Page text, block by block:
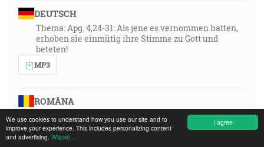
I agree
We use cookies to understand how you use our site and to
improve your experience. This includes personalizing content
and advertising. Więcej ...
DEUTSCH
Thema: Apg. 4,24-31: Als jene es vernommen hatten,
erhoben sie einmütig ihre Stimme zu Gott und
beteten!
MP3
ROMÂNA
Tema din Faptele Apostolilor 4:24 - 31 Cand au auzit ei
aceste lucruri, si-au ridicat glasul in unitate catre
Dumnezeu si s-au rugat!